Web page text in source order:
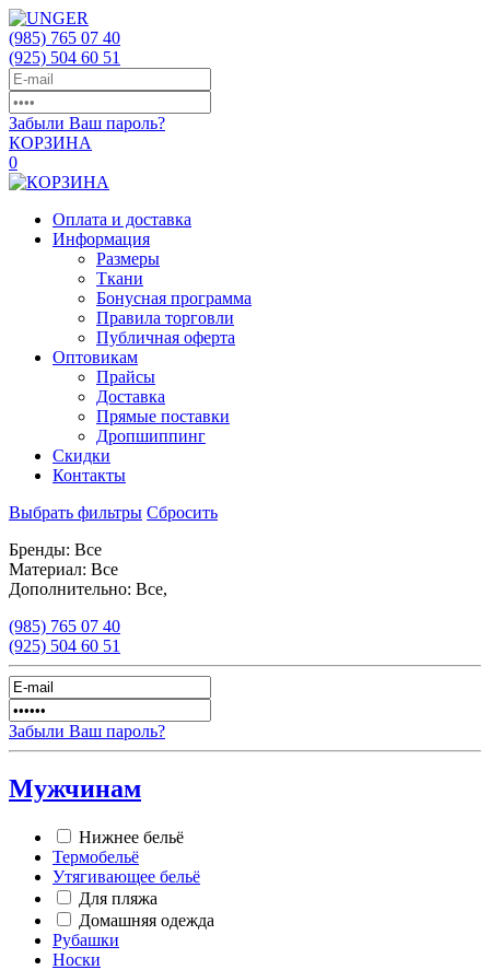
(985) 765 07 40
(925) 504 60 51
Забыли Ваш пароль?
КОРЗИНА
0
Оплата и доставка
Информация
Размеры
Ткани
Бонусная программа
Правила торговли
Публичная оферта
Оптовикам
Прайсы
Доставка
Прямые поставки
Дропшиппинг
Скидки
Контакты
Выбрать фильтры Сбросить
Бренды: Все
Материал: Все
Дополнительно: Все,
(985) 765 07 40
(925) 504 60 51
Забыли Ваш пароль?
Мужчинам
Нижнее бельё
Термобельё
Утягивающее бельё
Для пляжа
Домашняя одежда
Рубашки
Носки